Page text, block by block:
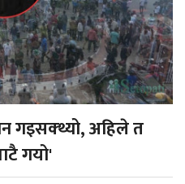
गइसक्थ्यो, अहिले त
गयो'